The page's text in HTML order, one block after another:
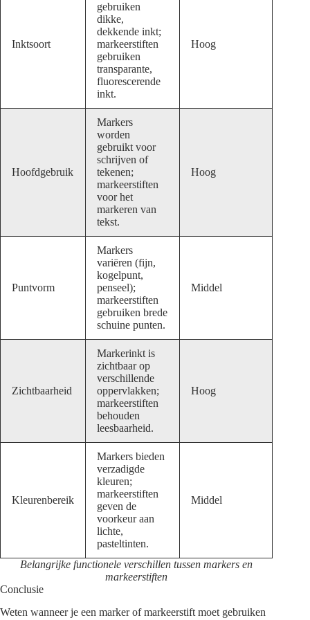
Inktsoort
gebruiken
dikke,
dekkende inkt;
markeerstiften
gebruiken
transparante,
fluorescerende
inkt.
Hoog
Hoofdgebruik
Markers
worden
gebruikt voor
schrijven of
tekenen;
markeerstiften
voor het
markeren van
tekst.
Hoog
Puntvorm
Markers
variëren (fijn,
kogelpunt,
penseel);
markeerstiften
gebruiken brede
schuine punten.
Middel
Zichtbaarheid
Markerinkt is
zichtbaar op
verschillende
oppervlakken;
markeerstiften
behouden
leesbaarheid.
Hoog
Kleurenbereik
Markers bieden
verzadigde
kleuren;
markeerstiften
geven de
voorkeur aan
lichte,
pasteltinten.
Middel
Belangrijke functionele verschillen tussen markers en
markeerstiften
Conclusie
Weten wanneer je een marker of markeerstift moet gebruiken